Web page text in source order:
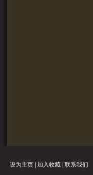
设为主页 加入收藏 联系我们